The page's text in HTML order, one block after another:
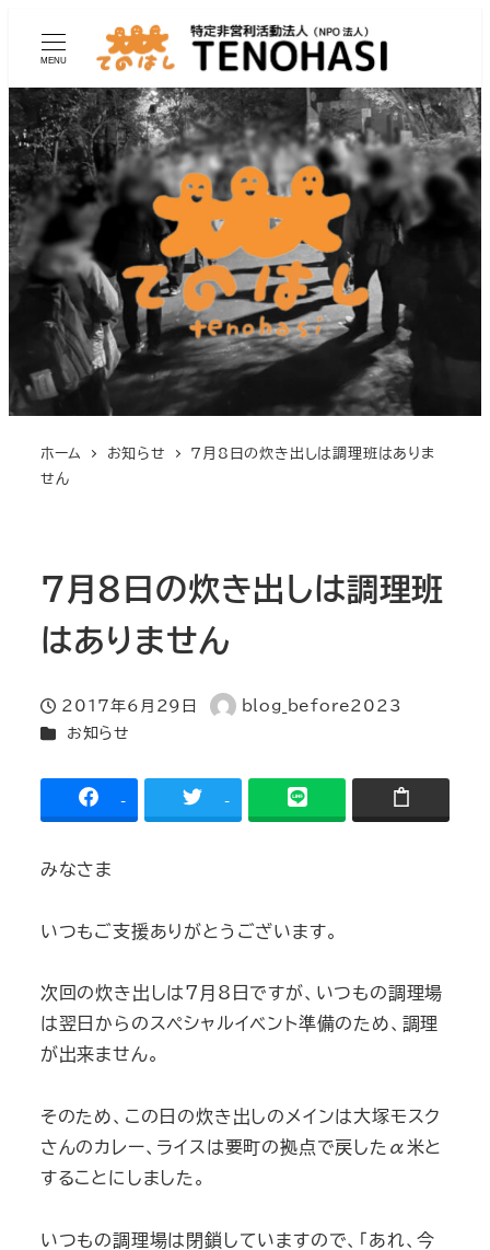
MENU
ホーム お知らせ
7月8日の炊き出しは調理班はありま
せん
7月8日の炊き出しは調理班
はありません
投稿日
2017年6月29日
著
blog_before2023
カテゴリー
お知らせ
- -
みなさま
いつもご支援ありがとうございます。
次回の炊き出しは7月8日ですが、いつもの調理場
は翌日からのスペシャルイベント準備のため、調理
が出来ません。
そのため、この日の炊き出しのメインは大塚モスク
さんのカレー、ライスは要町の拠点で戻したα米と
することにしました。
いつもの調理場は閉鎖していますので、「あれ、今